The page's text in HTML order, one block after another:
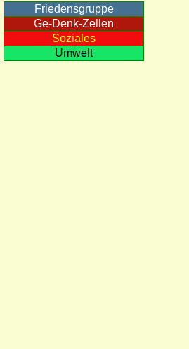
Friedensgruppe
Ge-Denk-Zellen
Soziales
Umwelt